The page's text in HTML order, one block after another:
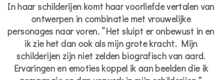
In haar schilderijen komt haar voorliefde vertalen van
ontwerpen in combinatie met vrouwelijke
personages naar voren. “Het sluipt er onbewust in en
ik zie het dan ook als mijn grote kracht. Mijn
schilderijen zijn niet zelden biografisch van aard.
Ervaringen en emoties koppel ik aan beelden die ik